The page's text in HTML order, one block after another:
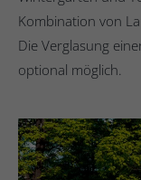
Kombination von
Die Verglasung
optional möglich.